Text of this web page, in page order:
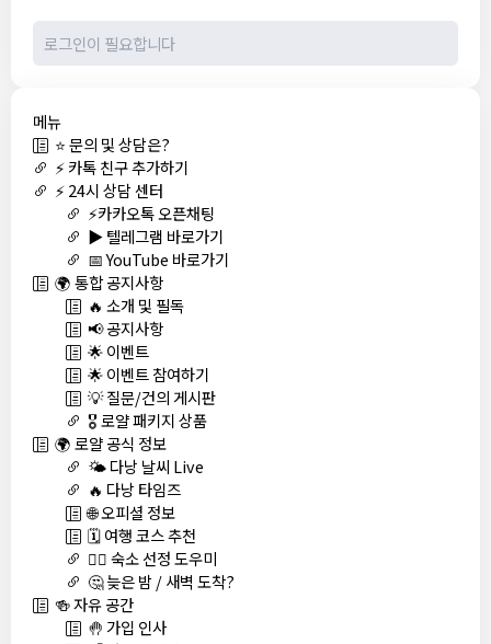
메뉴
⭐ 문의 및 상담은?
⚡ 카톡 친구 추가하기
⚡ 24시 상담 센터
⚡카카오톡 오픈채팅
▶️ 텔레그램 바로가기
📅 YouTube 바로가기
🌍 통합 공지사항
🔥 소개 및 필독
📢 공지사항
🌟 이벤트
🌟 이벤트 참여하기
💡 질문/건의 게시판
🎖️ 로얄 패키지 상품
🌍 로얄 공식 정보
🌤️ 다낭 날씨 Live
🔥 다낭 타임즈
🌐 오피셜 정보
🗓️ 여행 코스 추천
🏊‍♀️ 숙소 선정 도우미
🤔 늦은 밤 / 새벽 도착?
🍻 자유 공간
🤚 가입 인사